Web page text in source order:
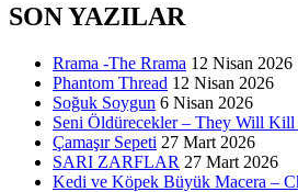
SON YAZILAR
Rrama -The Rrama 12 Nisan 2026
Phantom Thread 12 Nisan 2026
Soğuk Soygun 6 Nisan 2026
Seni Öldürecekler – They Will Kill
Çamaşır Sepeti 27 Mart 2026
SARI ZARFLAR 27 Mart 2026
Kedi ve Köpek Büyük Macera –